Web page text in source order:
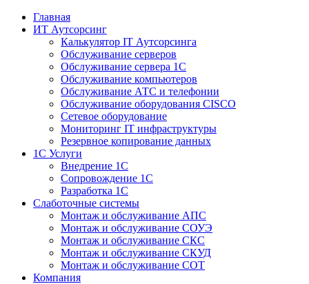
Главная
ИТ Аутсорсинг
Калькулятор IT Аутсорсинга
Обслуживание серверов
Обслуживание сервера 1С
Обслуживание компьютеров
Обслуживание АТС и телефонии
Обслуживание оборудования CISCO
Сетевое оборудование
Мониторинг IT инфраструктуры
Резервное копирование данных
1С Услуги
Внедрение 1С
Сопровождение 1С
Разработка 1С
Слаботочные системы
Монтаж и обслуживание АПС
Монтаж и обслуживание СОУЭ
Монтаж и обслуживание СКС
Монтаж и обслуживание СКУД
Монтаж и обслуживание СОТ
Компания